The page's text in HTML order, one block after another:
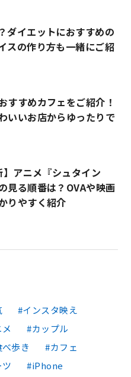
ダイエットにおすすめの
スの作り方も一緒にご紹
すすめカフェをご紹介！
いいお店からゆったりで
】アニメ『シュタイン
見る順番は？OVAや映画
りやすく紹介
インスタ映え
カップル
べ歩き
カフェ
iPhone